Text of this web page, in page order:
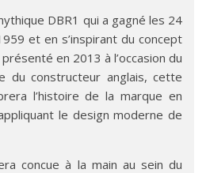
DBR1 qui a gagné les 24
et en s’inspirant du concept
en 2013 à l’occasion du
du constructeur anglais, cette
l’histoire de la marque en
le design moderne de
concue à la main au sein du